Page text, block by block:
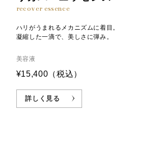
recover essence
ハリがうまれるメカニズムに着目。
凝縮した一滴で、美しさに弾み。
美容液
¥15,400 （税込）
詳しく見る